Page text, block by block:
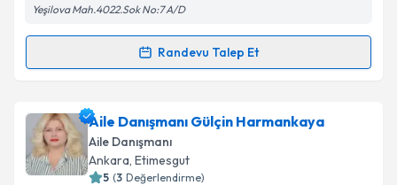
Metni'ni okudum ve kişisel verilerimin belirtilen
kapsamda işlenmesini kabul ediyorum.
Yeşilova Mah.4022.Sok No:7 A/D
Randevu Talep Et
Randevu Takvimi Talebi
Aile Danışmanı Leyla Kılıçiçin randevu takvimi talebi
oluşturun. Size bu uzmandan randevu almanız için bir
takvim hazırlandığında e-posta ile bilgilendireceğiz.
Aile Danışmanı Gülçin Harmankaya
Aile Danışmanı
Ankara, Etimesgut
5 (3 Değerlendirme)